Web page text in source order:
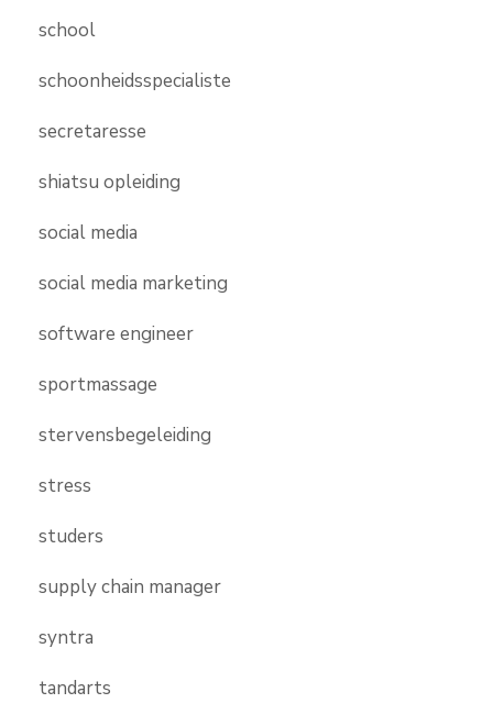
school
schoonheidsspecialiste
secretaresse
shiatsu opleiding
social media
social media marketing
software engineer
sportmassage
stervensbegeleiding
stress
studers
supply chain manager
syntra
tandarts